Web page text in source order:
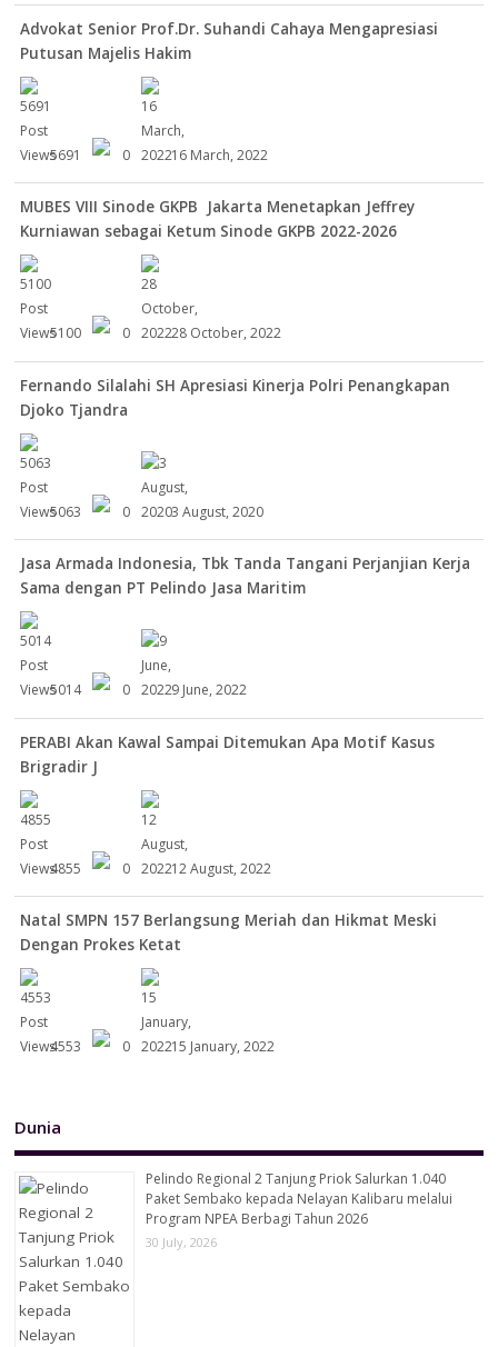
Advokat Senior Prof.Dr. Suhandi Cahaya Mengapresiasi
Putusan Majelis Hakim
5691 0 16 March, 2022
MUBES VIII Sinode GKPB Jakarta Menetapkan Jeffrey
Kurniawan sebagai Ketum Sinode GKPB 2022-2026
5100 0 28 October, 2022
Fernando Silalahi SH Apresiasi Kinerja Polri Penangkapan
Djoko Tjandra
5063 0 3 August, 2020
Jasa Armada Indonesia, Tbk Tanda Tangani Perjanjian Kerja
Sama dengan PT Pelindo Jasa Maritim
5014 0 9 June, 2022
PERABI Akan Kawal Sampai Ditemukan Apa Motif Kasus
Brigradir J
4855 0 12 August, 2022
Natal SMPN 157 Berlangsung Meriah dan Hikmat Meski
Dengan Prokes Ketat
4553 0 15 January, 2022
Dunia
Pelindo Regional 2 Tanjung Priok Salurkan 1.040
Paket Sembako kepada Nelayan Kalibaru melalui
Program NPEA Berbagi Tahun 2026
30 July, 2026